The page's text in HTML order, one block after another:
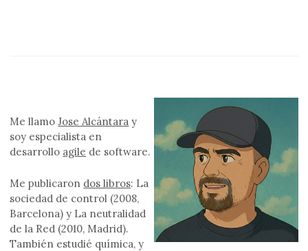
Me llamoJose Alcántara y
soy especialista en
desarrollo agile de software.
Me publicaron dos libros: La
sociedad de control (2008,
Barcelona) y La neutralidad
de la Red (2010, Madrid).
También estudié química, y